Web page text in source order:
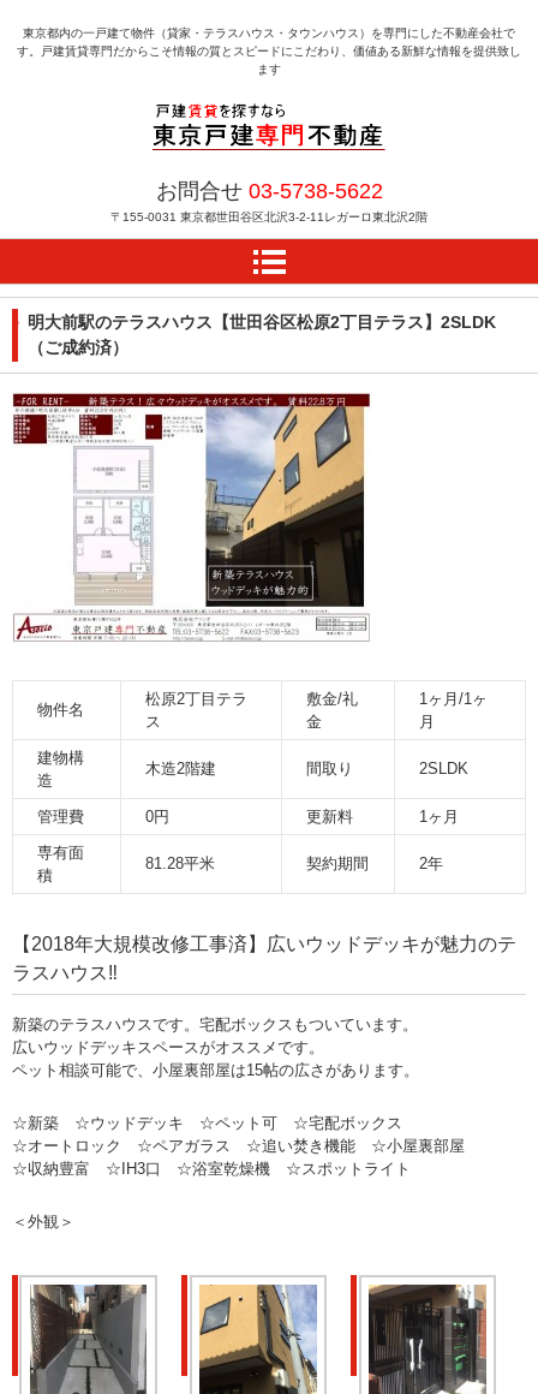
戸建賃貸を探すなら東京
戸建専門不動産
東京都内の一戸建て物件（貸家・テラスハウス・タウンハウス）を専門にした不動産会社で
す。戸建賃貸専門だからこそ情報の質とスピードにこだわり、価値ある新鮮な情報を提供致し
ます
お問合せ 03-5738-5622
〒155-0031 東京都世田谷区北沢3-2-11レガーロ東北沢2階
明大前駅のテラスハウス【世田谷区松原2丁目テラス】2SLDK
（ご成約済）
物件名
松原2丁目テラ
ス
敷金/礼
金
1ヶ月/1ヶ
月
建物構
造
木造2階建 間取り 2SLDK
管理費 0円 更新料
1ヶ月
専有面
積
81.28平米 契約期間 2年
【2018年大規模改修工事済】広いウッドデッキが魅力のテ
ラスハウス‼
新築のテラスハウスです。宅配ボックスもついています。
広いウッドデッキスペースがオススメです。
ペット相談可能で、小屋裏部屋は15帖の広さがあります。
☆新築 ☆ウッドデッキ ☆ペット可 ☆宅配ボックス
☆オートロック ☆ペアガラス ☆追い焚き機能 ☆小屋裏部屋
☆収納豊富 ☆IH3口 ☆浴室乾燥機 ☆スポットライト
＜外観＞